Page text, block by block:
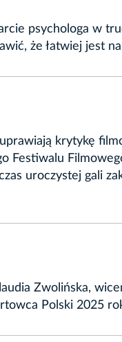
psychologa w
że łatwiej jest
krytykę
Festiwalu
uroczystej gali
Zwolińska,
Polski 2025